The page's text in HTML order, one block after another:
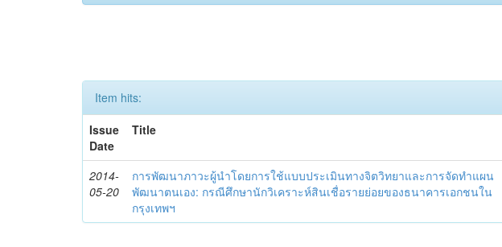
Item hits:
Issue
Date
Title
2014-
05-20
การพัฒนาภาวะผู้นำโดยการใช้แบบประเมินทางจิตวิทยาและการจัดทำแผน
พัฒนาตนเอง: กรณีศึกษานักวิเคราะห์สินเชื่อรายย่อยของธนาคารเอกชนใน
กรุงเทพฯ